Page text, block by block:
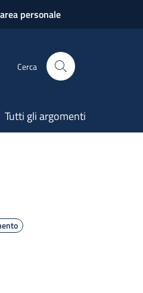
personale
Cerca
Tutti gli argomenti